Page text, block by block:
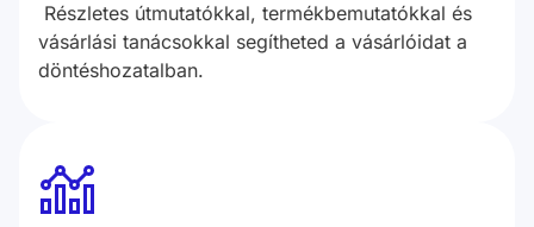
Részletes útmutatókkal, termékbemutatókkal és
vásárlási tanácsokkal segítheted a vásárlóidat a
döntéshozatalban.